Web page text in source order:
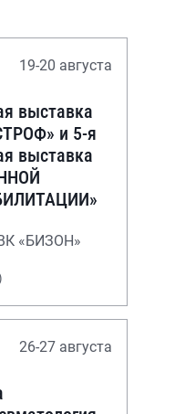
19-20 августа
выставка
и 5-я
выставка
«БИЗОН»
26-27 августа